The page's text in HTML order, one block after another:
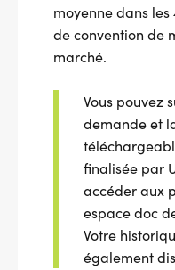
moyenne dans
de convention de
marché.
Vous pouvez
demande et
finalisée par
accéder aux
espace doc
Votre
également